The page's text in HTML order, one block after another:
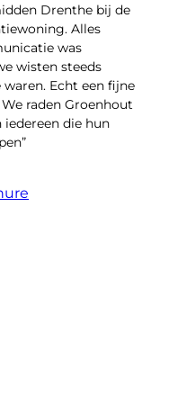
Drenthe bij de
Alles
was
wisten steeds
Echt een fijne
raden Groenhout
iedereen die hun